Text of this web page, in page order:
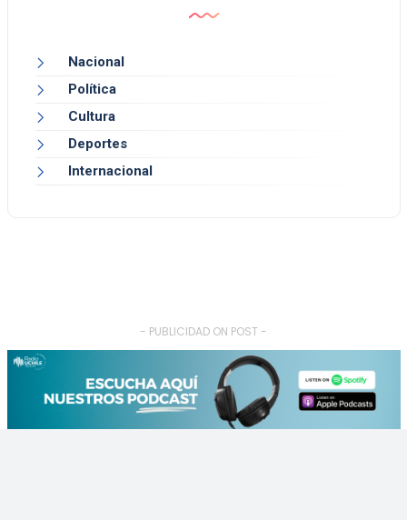
Nacional
Política
Cultura
Deportes
Internacional
- PUBLICIDAD ON POST -